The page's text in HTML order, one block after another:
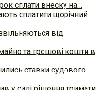
сплати внеску на…
сплатити щорічний
від
та грошові кошти в
ставки судового